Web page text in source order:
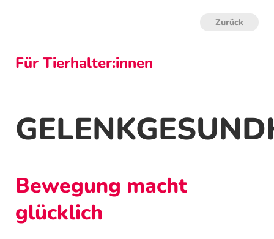
Zurück
Für Tierhalter:innen
Bewegung macht
glücklich